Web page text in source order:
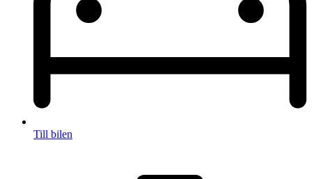
Till bilen